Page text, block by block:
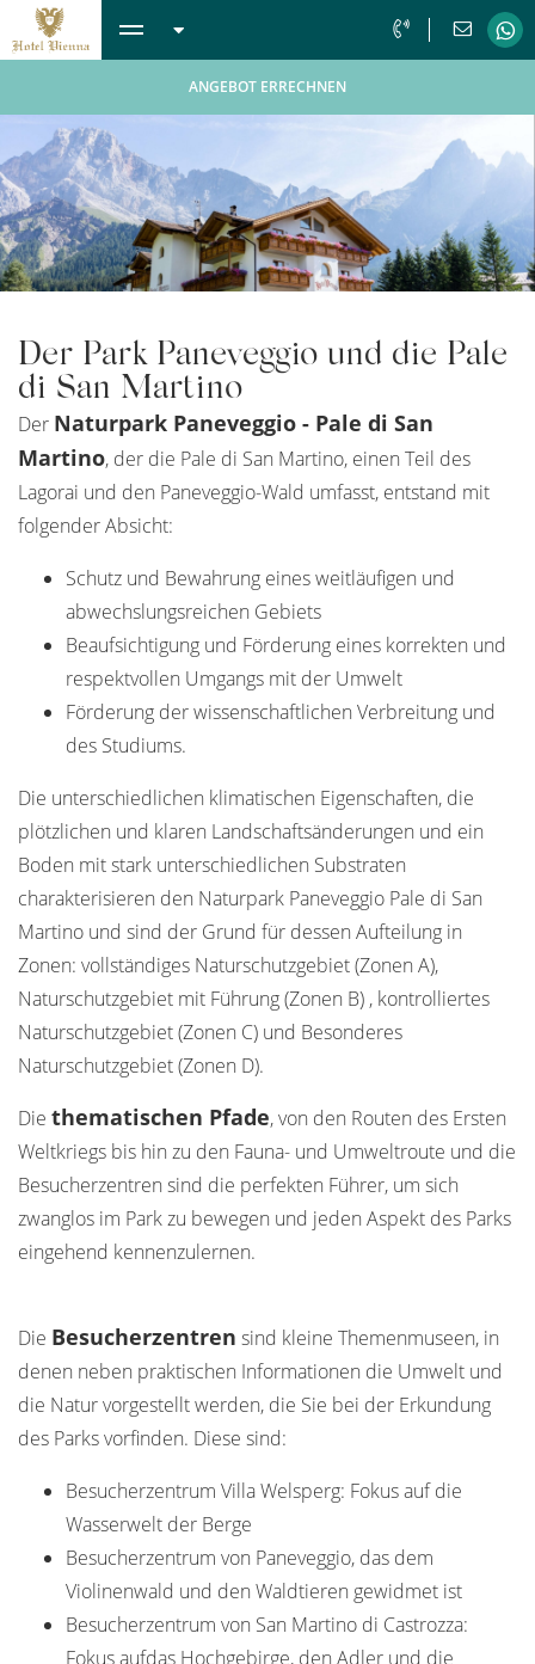
ANGEBOT ERRECHNEN
Der Park Paneveggio und die Pale
di San Martino
Der Naturpark Paneveggio - Pale di San
Martino, der die Pale di San Martino, einen Teil des
Lagorai und den Paneveggio-Wald umfasst, entstand mit
folgender Absicht:
Schutz und Bewahrung eines weitläufigen und
abwechslungsreichen Gebiets
Beaufsichtigung und Förderung eines korrekten und
respektvollen Umgangs mit der Umwelt
Förderung der wissenschaftlichen Verbreitung und
des Studiums.
Die unterschiedlichen klimatischen Eigenschaften, die
plötzlichen und klaren Landschaftsänderungen und ein
Boden mit stark unterschiedlichen Substraten
charakterisieren den Naturpark Paneveggio Pale di San
Martino und sind der Grund für dessen Aufteilung in
Zonen: vollständiges Naturschutzgebiet (Zonen A),
Naturschutzgebiet mit Führung (Zonen B) , kontrolliertes
Naturschutzgebiet (Zonen C) und Besonderes
Naturschutzgebiet (Zonen D).
Die thematischen Pfade, von den Routen des Ersten
Weltkriegs bis hin zu den Fauna- und Umweltroute und die
Besucherzentren sind die perfekten Führer, um sich
zwanglos im Park zu bewegen und jeden Aspekt des Parks
eingehend kennenzulernen.
Die Besucherzentren sind kleine Themenmuseen, in
denen neben praktischen Informationen die Umwelt und
die Natur vorgestellt werden, die Sie bei der Erkundung
des Parks vorfinden. Diese sind:
Besucherzentrum Villa Welsperg: Fokus auf die
Wasserwelt der Berge
Besucherzentrum von Paneveggio, das dem
Violinenwald und den Waldtieren gewidmet ist
Besucherzentrum von San Martino di Castrozza:
Fokus aufdas Hochgebirge, den Adler und die